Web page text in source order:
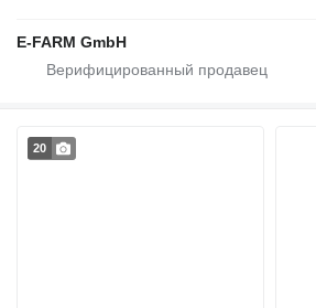
E-FARM GmbH
20